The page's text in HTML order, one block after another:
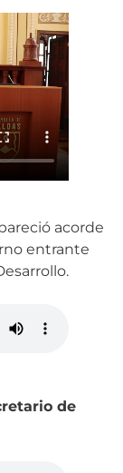
acorde
entrante
de